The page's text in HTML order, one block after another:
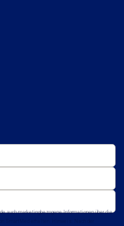
auch marketingbezogene Informationen über die